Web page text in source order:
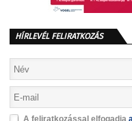
HÍRLEVÉL FELIRATKOZÁS
A feliratkozással elfogadja